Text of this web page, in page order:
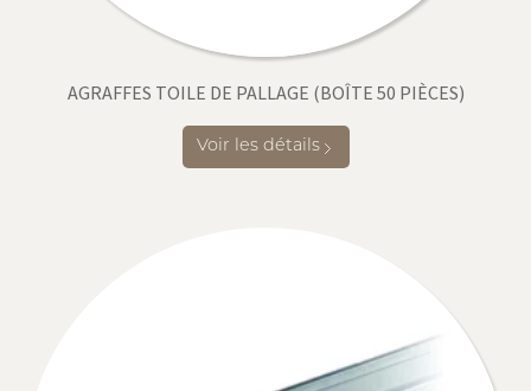
AGRAFFES TOILE DE PALLAGE (BOÎTE 50 PIÈCES)
Voir les détails